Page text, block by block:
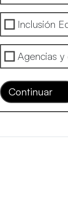
Inclusión
Agencias y
Continuar